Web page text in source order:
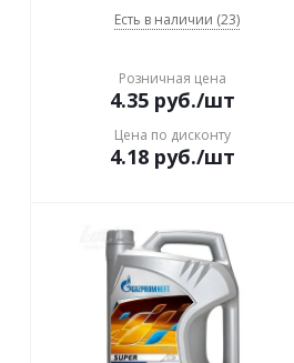
Есть в наличии (23)
Розничная цена
4.35 руб./шт
Цена по дисконту
4.18 руб./шт